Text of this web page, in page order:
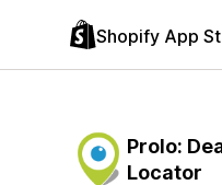
Shopify App
Prolo:
Locator